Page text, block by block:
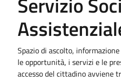
Spazio di ascolto,
le opportunità, i servizi e le
accesso del cittadino avviene